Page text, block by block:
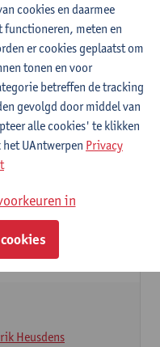
De Bie
wetenschappen deel
De Schepper
Heusdens
cookies en daarmee
functioneren, meten en
er cookies geplaatst om
tonen en voor
betreffen de tracking
gevolgd door middel van
alle cookies' te klikken
UAntwerpen Privacy
in